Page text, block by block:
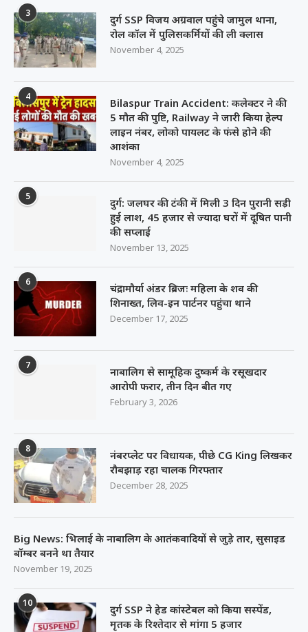
3
दुर्ग SSP विजय अग्रवाल पहुंचे जामुल थाना,
रोल कॉल में पुलिसकर्मियों की ली क्लास
November 4, 2025
4
Bilaspur Train Accident: कलेक्टर ने की
5 मौत की पुष्टि, Railway ने जारी किया हेल्प
लाइन नंबर, लोको पायलट के फंसे होने की
आशंका
November 4, 2025
5
दुर्ग: जलघर की टंकी में मिली 3 दिन पुरानी सड़ी
हुई लाश, 45 हजार से ज्यादा घरों में दूषित पानी
की सप्लाई
November 13, 2025
6
चंद्रामौर्या अंडर ब्रिजः महिला के शव की
शिनाख्त, लिव-इन पार्टनर पहुंचा थाने
December 17, 2025
7
नाबालिग से सामूहिक दुष्कर्म के रसूखदार
आरोपी फरार, तीन दिन बीत गए
February 3, 2026
8
नंबरप्लेट पर विधायक, पीछे CG King लिखकर
रौबझाड़ रहा चालक गिरफ्तार
December 28, 2025
Big News: भिलाई के नाबालिग के आतंकवादियों से जुड़े तार, सुसाइड
बॉम्बर बनने था तैयार
November 19, 2025
10
दुर्ग SSP ने हेड कांस्टेबल को किया सस्पेंड,
मृतक के रिश्तेदार से मांगा 5 हजार